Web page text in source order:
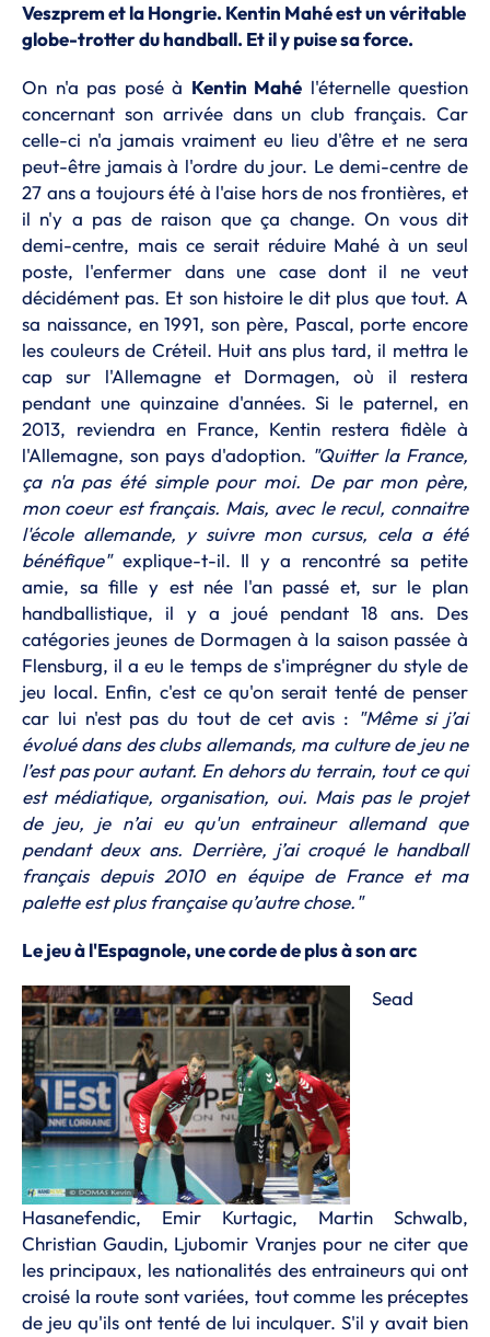
Veszprem et la Hongrie. Kentin Mahé est un véritable
globe-trotter du handball. Et il y puise sa force.
On n'a pas posé à Kentin Mahé l'éternelle question
concernant son arrivée dans un club français. Car
celle-ci n'a jamais vraiment eu lieu d'être et ne sera
peut-être jamais à l'ordre du jour. Le demi-centre de
27 ans a toujours été à l'aise hors de nos frontières, et
il n'y a pas de raison que ça change. On vous dit
demi-centre, mais ce serait réduire Mahé à un seul
poste, l'enfermer dans une case dont il ne veut
décidément pas. Et son histoire le dit plus que tout. A
sa naissance, en 1991, son père, Pascal, porte encore
les couleurs de Créteil. Huit ans plus tard, il mettra le
cap sur l'Allemagne et Dormagen, où il restera
pendant une quinzaine d'années. Si le paternel, en
2013, reviendra en France, Kentin restera fidèle à
l'Allemagne, son pays d'adoption. "Quitter la France,
ça n'a pas été simple pour moi. De par mon père,
mon coeur est français. Mais, avec le recul, connaitre
l'école allemande, y suivre mon cursus, cela a été
bénéfique"explique-t-il. Il y a rencontré sa petite
amie, sa fille y est née l'an passé et, sur le plan
handballistique, il y a joué pendant 18 ans. Des
catégories jeunes de Dormagen à la saison passée à
Flensburg, il a eu le temps de s'imprégner du style de
jeu local. Enfin, c'est ce qu'on serait tenté de penser
car lui n'est pas du tout de cet avis : "Même si j’ai
évolué dans des clubs allemands, ma culture de jeu ne
l’est pas pour autant. En dehors du terrain, tout ce qui
est médiatique, organisation, oui. Mais pas le projet
de jeu, je n’ai eu qu'un entraineur allemand que
pendant deux ans. Derrière, j’ai croqué le handball
français depuis 2010 en équipe de France et ma
palette est plus française qu’autre chose."
Le jeu à l'Espagnole, une corde de plus à son arc
Sead
Hasanefendic, Emir Kurtagic, Martin Schwalb,
Christian Gaudin, Ljubomir Vranjes pour ne citer que
les principaux, les nationalités des entraineurs qui ont
croisé la route sont variées, tout comme les préceptes
de jeu qu'ils ont tenté de lui inculquer. S'il y avait bien